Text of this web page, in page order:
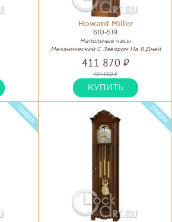
Howard Miller
610-519
Напольные часы
Механический С Заводом На 8 Дней
411 870 ₽
484 550 ₽
КУПИТЬ